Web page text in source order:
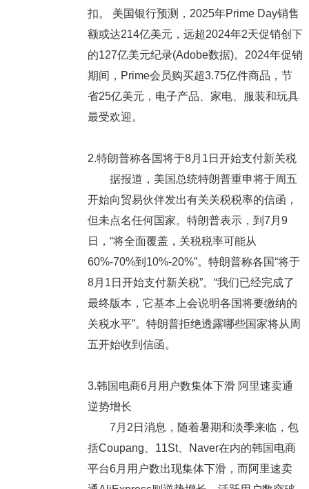
扣。 美国银行预测，2025年Prime Day销售
额或达214亿美元，远超2024年2天促销创下
的127亿美元纪录(Adobe数据)。2024年促销
期间，Prime会员购买超3.75亿件商品，节
省25亿美元，电子产品、家电、服装和玩具
最受欢迎。
2.特朗普称各国将于8月1日开始支付新关税
据报道，美国总统特朗普重申将于周五
开始向贸易伙伴发出有关关税税率的信函，
但未点名任何国家。特朗普表示，到7月9
日，“将全面覆盖，关税税率可能从
60%-70%到10%-20%”。特朗普称各国“将于
8月1日开始支付新关税”。“我们已经完成了
最终版本，它基本上会说明各国将要缴纳的
关税水平”。特朗普拒绝透露哪些国家将从周
五开始收到信函。
3.韩国电商6月用户数集体下滑 阿里速卖通
逆势增长
7月2日消息，随着暑期和淡季来临，包
括Coupang、11St、Naver在内的韩国电商
平台6月用户数出现集体下滑，而阿里速卖